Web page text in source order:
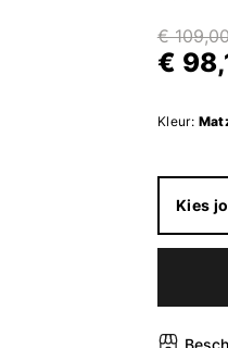
€
€
Kleur:
Kies